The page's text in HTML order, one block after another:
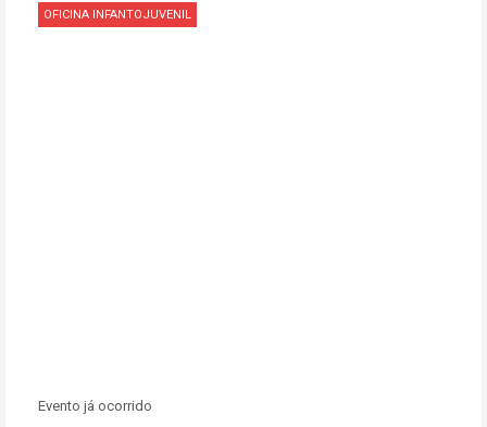
OFICINA INFANTOJUVENIL
Evento já ocorrido